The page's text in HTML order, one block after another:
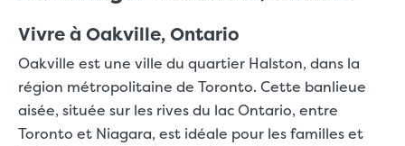
Vivre à Oakville, Ontario
Oakville est une ville du quartier Halston, dans la
région métropolitaine de Toronto. Cette banlieue
aisée, située sur les rives du lac Ontario, entre
Toronto et Niagara, est idéale pour les familles et